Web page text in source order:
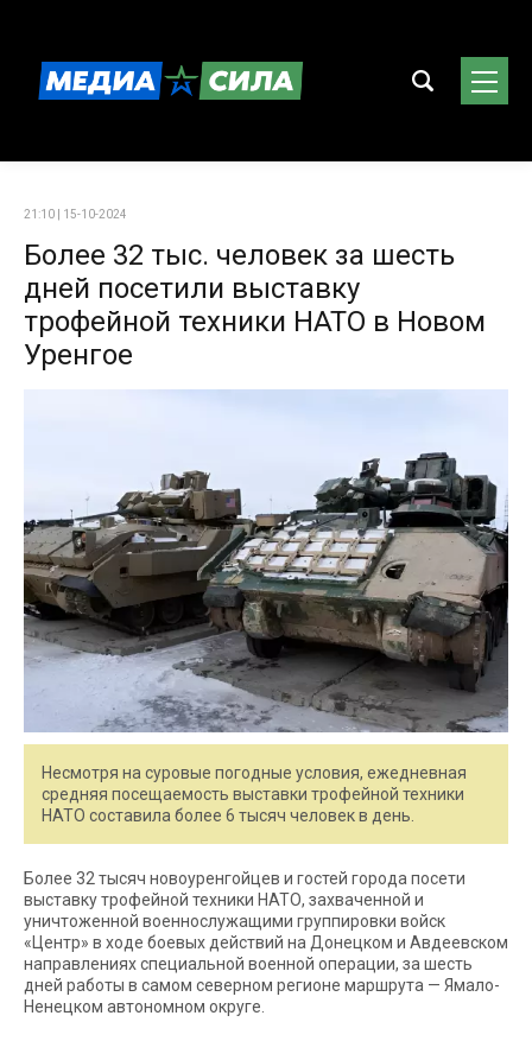
21:10 | 15-10-2024
Более 32 тыс. человек за шесть
дней посетили выставку
трофейной техники НАТО в Новом
Уренгое
Несмотря на суровые погодные условия, ежедневная
средняя посещаемость выставки трофейной техники
НАТО составила более 6 тысяч человек в день.
Более 32 тысяч новоуренгойцев и гостей города посети
выставку трофейной техники НАТО, захваченной и
уничтоженной военнослужащими группировки войск
«Центр» в ходе боевых действий на Донецком и Авдеевском
направлениях специальной военной операции, за шесть
дней работы в самом северном регионе маршрута — Ямало-
Ненецком автономном округе.